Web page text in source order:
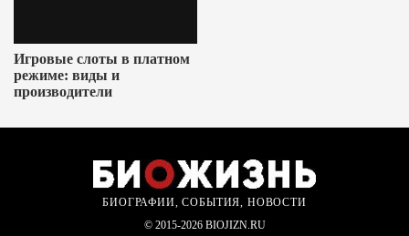
Игровые слоты в платном
режиме: виды и
производители
БИОГРАФИИ, СОБЫТИЯ, НОВОСТИ
© 2015-2026 BIOJIZN.RU